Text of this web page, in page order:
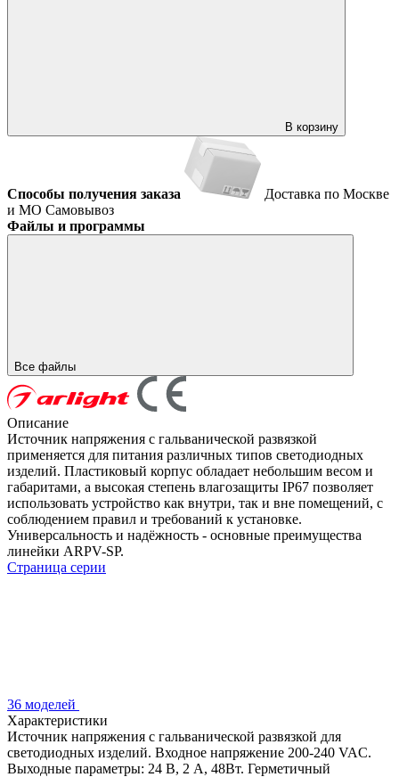
В корзину
Способы получения заказа
Доставка по Москве
и МО Самовывоз
Файлы и программы
Все файлы
Описание
Источник напряжения с гальванической развязкой
применяется для питания различных типов светодиодных
изделий. Пластиковый корпус обладает небольшим весом и
габаритами, а высокая степень влагозащиты IP67 позволяет
использовать устройство как внутри, так и вне помещений, с
соблюдением правил и требований к установке.
Универсальность и надёжность - основные преимущества
линейки ARPV-SP.
Страница серии
36 моделей
Характеристики
Источник напряжения с гальванической развязкой для
светодиодных изделий. Входное напряжение 200-240 VAC.
Выходные параметры: 24 В, 2 А, 48Вт. Герметичный